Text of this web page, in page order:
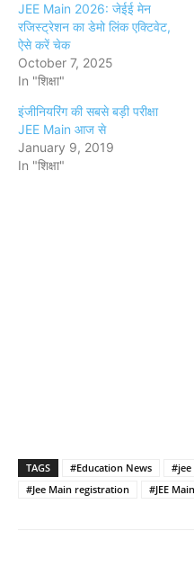
JEE Main 2026: जेईई मेन
रजिस्ट्रेशन का डेमो लिंक एक्टिवेट,
ऐसे करें चेक
October 7, 2025
In "शिक्षा"
इंजीनियरिंग की सबसे बड़ी परीक्षा
JEE Main आज से
January 9, 2019
In "शिक्षा"
TAGS #Education News
#Jee Main registration
#JEE